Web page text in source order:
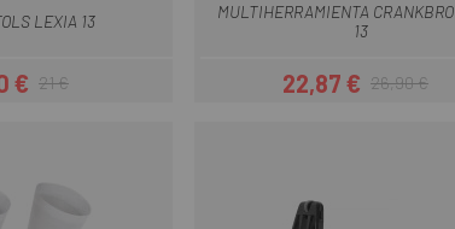
LEXIA 13
Prezzo
€
Prezzo base
21 €
MULTIHERRAMIENTA
13
Prezzo
22,87 €Prezzo base
26,90 €